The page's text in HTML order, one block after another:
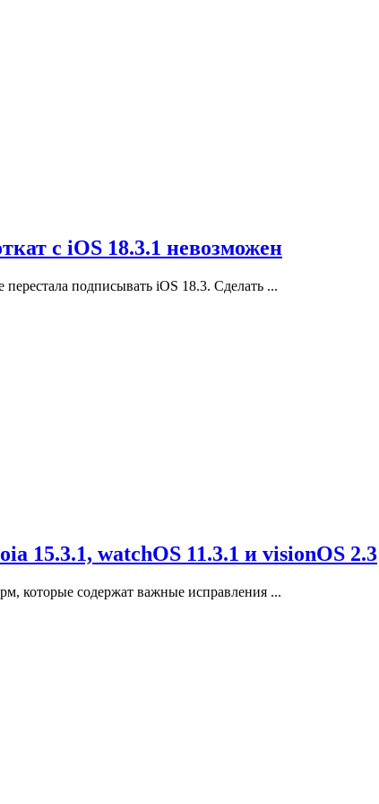
с iOS 18.3.1 невозможен
подписывать iOS 18.3. Сделать ...
15.3.1, watchOS 11.3.1 и visionOS 2.3
которые содержат важные исправления ...